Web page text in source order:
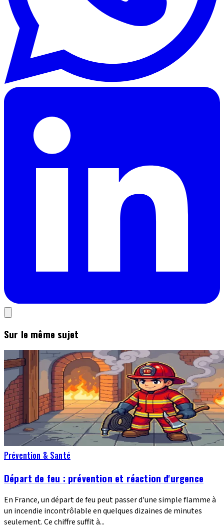
Sur le même sujet
Prévention & Santé
Départ de feu : prévention et réaction d'urgence
En France, un départ de feu peut passer d'une simple flamme à
un incendie incontrôlable en quelques dizaines de minutes
seulement. Ce chiffre suffit à...